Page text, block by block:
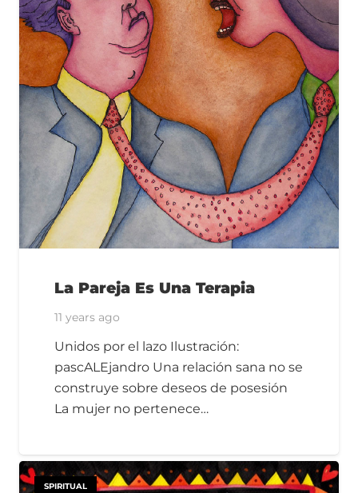
La Pareja Es Una Terapia
11 years ago
Unidos por el lazo Ilustración:
pascALEjandro Una relación sana no se
construye sobre deseos de posesión
La mujer no pertenece…
SPIRITUAL